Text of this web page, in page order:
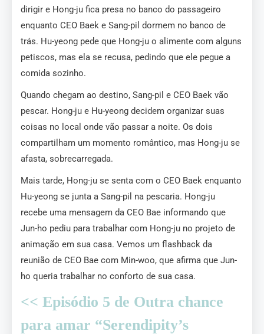
dirigir e Hong-ju fica presa no banco do passageiro
enquanto CEO Baek e Sang-pil dormem no banco de
trás. Hu-yeong pede que Hong-ju o alimente com alguns
petiscos, mas ela se recusa, pedindo que ele pegue a
comida sozinho.
Quando chegam ao destino, Sang-pil e CEO Baek vão
pescar. Hong-ju e Hu-yeong decidem organizar suas
coisas no local onde vão passar a noite. Os dois
compartilham um momento romântico, mas Hong-ju se
afasta, sobrecarregada.
Mais tarde, Hong-ju se senta com o CEO Baek enquanto
Hu-yeong se junta a Sang-pil na pescaria. Hong-ju
recebe uma mensagem da CEO Bae informando que
Jun-ho pediu para trabalhar com Hong-ju no projeto de
animação em sua casa. Vemos um flashback da
reunião de CEO Bae com Min-woo, que afirma que Jun-
ho queria trabalhar no conforto de sua casa.
<< Episódio 5 de Outra chance
para amar “Serendipity’s